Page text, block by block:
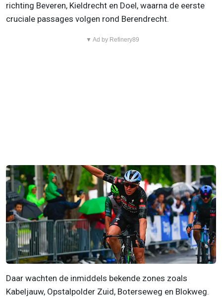
richting Beveren, Kieldrecht en Doel, waarna de eerste
cruciale passages volgen rond Berendrecht.
▼ Ad by Refinery89
Daar wachten de inmiddels bekende zones zoals
Kabeljauw, Opstalpolder Zuid, Boterseweg en Blokweg.